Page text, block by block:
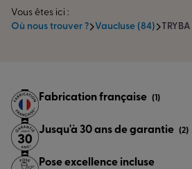
Vous êtes ici :
Où nous trouver ? Vaucluse (84)
Fabrication française (1)
Jusqu'à 30 ans de garantie (2)
Pose excellence incluse